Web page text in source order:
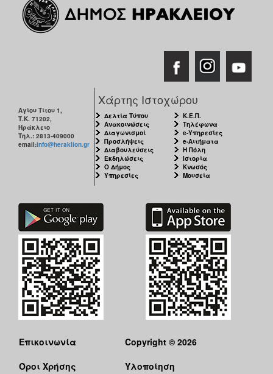
ΠΟΛΙΤΙΣΜΟΣ
Αγίου Τίτου 1,
Τ.Κ. 71202,
Ηράκλειο
Τηλ.: 2813-409000
email:info@heraklion.gr
Χάρτης Ιστοχώρου
Δελτία Τύπου
Ανακοινώσεις
Διαγωνισμοί
Προσλήψεις
Διαβουλεύσεις
Εκδηλώσεις
Ο Δήμος
Υπηρεσίες
Κ.Ε.Π.
Τηλέφωνα
e-Υπηρεσίες
e-Αιτήματα
Η Πόλη
Ιστορία
Κνωσός
Μουσεία
Επικοινωνία
Όροι Χρήσης
Copyright © 2026
Υλοποίηση